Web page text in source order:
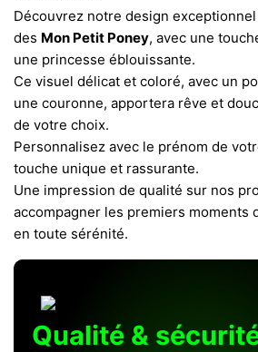
Découvrez notre design
des Mon Petit Poney, avec une
une princesse éblouissante.
Ce visuel délicat et coloré, avec un
une couronne, apportera rêve et
de votre choix.
Personnalisez avec le prénom de
touche unique et rassurante.
Une impression de qualité sur nos
accompagner les premiers moments
en toute sérénité.
Qualité &